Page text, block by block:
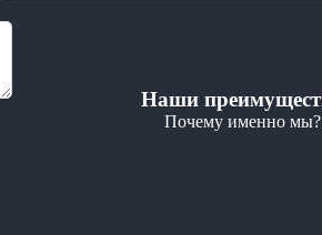
Наши
Почему именно мы?